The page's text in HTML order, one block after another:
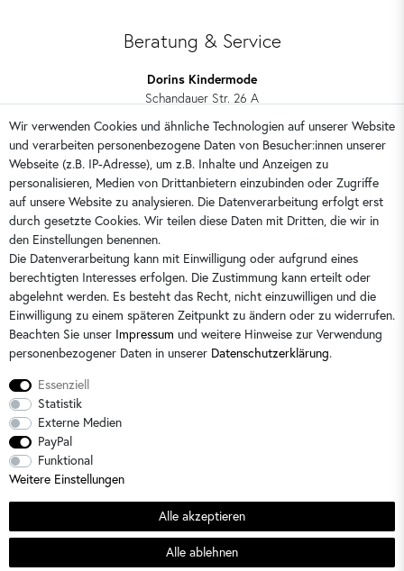
Beratung & Service
Dorins Kindermode
Schandauer Str. 26 A
01309 Dresden
0351 28708090
kontakt@dorins-kindermode.de
Sie erreichen uns: Montag - Freitag 9 - 16 Uhr
Alle Preise sind inkl. der gesetzlichen Mehrwertsteuer und zzgl.
© 2026 Dorins Kindermode / Alle Rechte vorbehalten. /
Sommerschlussverkauf
Wir verwenden Cookies und ähnliche Technologien auf unserer Website
und verarbeiten personenbezogene Daten von Besucher:innen unserer
Webseite (z.B. IP-Adresse), um z.B. Inhalte und Anzeigen zu
personalisieren, Medien von Drittanbietern einzubinden oder Zugriffe
auf unsere Website zu analysieren. Die Datenverarbeitung erfolgt erst
durch gesetzte Cookies. Wir teilen diese Daten mit Dritten, die wir in
den Einstellungen benennen.
Die Datenverarbeitung kann mit Einwilligung oder aufgrund eines
berechtigten Interesses erfolgen. Die Zustimmung kann erteilt oder
abgelehnt werden. Es besteht das Recht, nicht einzuwilligen und die
Einwilligung zu einem späteren Zeitpunkt zu ändern oder zu widerrufen.
Beachten Sie unser Impressum und weitere Hinweise zur Verwendung
personenbezogener Daten in unserer Daten­schutz­erklärung.
Essenziell
Statistik
Externe Medien
PayPal
Funktional
Weitere Einstellungen
Alle akzeptieren
Alle ablehnen